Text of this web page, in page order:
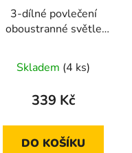
3-dílné povlečení
oboustranné světle
a ptáčkem
140X200+70X90+40X40
Skladem (4 ks)
339 Kč
DO KOŠÍKU